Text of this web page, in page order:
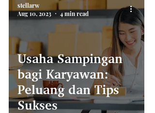
Usaha Sampingan
bagi Karyawan:
Peluang dan Tips
Sukses
stellarw
Aug 10, 2023
4 min read